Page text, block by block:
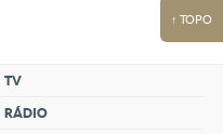
↑ TOPO
TV
RÁDIO